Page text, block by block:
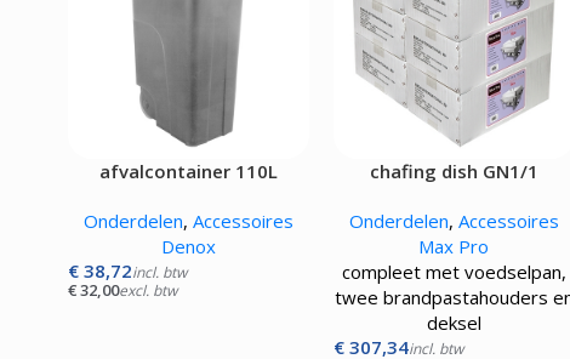
afvalcontainer 110L
Onderdelen, Accessoires
Denox
€38,72incl. btw
€32,00excl. btw
chafing dish GN1/1
Onderdelen, Accessoires
Max Pro
compleet met voedselpan,
twee brandpastahouders
deksel
€307,34incl. btw